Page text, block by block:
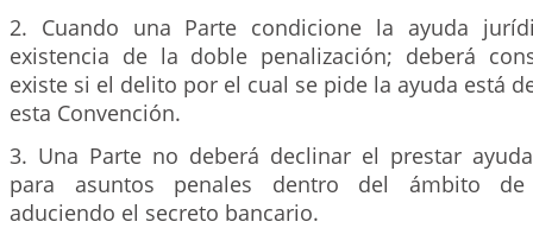
2. Cuando una Parte condicione la ayuda
existencia de la doble penalización; deberá
existe si el delito por el cual se pide la ayuda está
esta Convención.
3. Una Parte no deberá declinar el prestar
para asuntos penales dentro del ámbito de
aduciendo el secreto bancario.